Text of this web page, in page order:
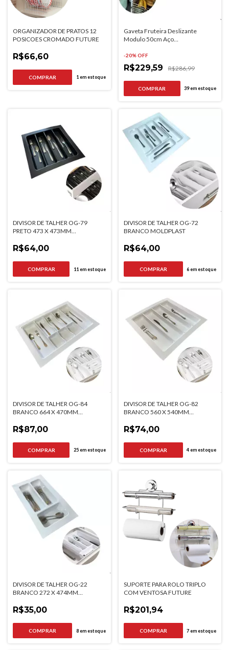
ORGANIZADOR DE PRATOS 12
POSICOES CROMADO FUTURE
R$66,60
1 em estoque
Gaveta Fruteira Deslizante
Modulo 50cm Aço
-20% OFF
R$229,59 R$286,99
COMPRAR 39em estoque
DIVISOR DE TALHER OG-79
PRETO 473 X 473MM
R$64,00
11 em estoque
DIVISOR DE TALHER OG-72
BRANCO MOLDPLAST
R$64,00
6em estoque
DIVISOR DE TALHER OG-84
BRANCO 664 X 470MM
R$87,00
25em estoque
DIVISOR DE TALHER OG-82
BRANCO 560 X 540MM
R$74,00
4em estoque
DIVISOR DE TALHER OG-22
BRANCO 272 X 474MM
R$35,00
8em estoque
SUPORTE PARA ROLO TRIPLO
COM VENTOSA FUTURE
R$201,94
7em estoque